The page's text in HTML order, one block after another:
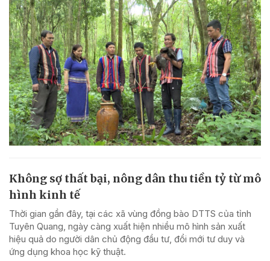
Không sợ thất bại, nông dân thu tiền tỷ từ mô
hình kinh tế
Thời gian gần đây, tại các xã vùng đồng bào DTTS của tỉnh
Tuyên Quang, ngày càng xuất hiện nhiều mô hình sản xuất
hiệu quả do người dân chủ động đầu tư, đổi mới tư duy và
ứng dụng khoa học kỹ thuật.